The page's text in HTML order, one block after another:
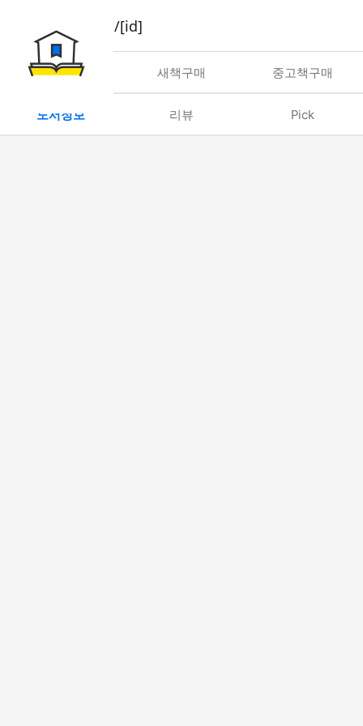
book/rent/[id]
대여 새책구매 중고책구매
도서정보 리뷰 Pick